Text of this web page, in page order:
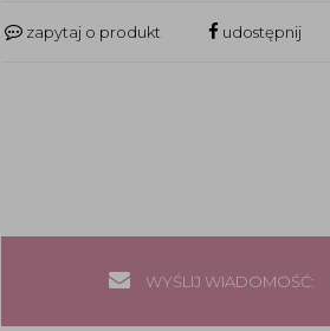
zapytaj o produkt udostępnij
WYŚLIJ WIADOMOŚĆ: